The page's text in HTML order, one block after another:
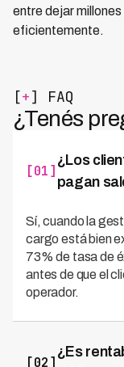
entre dejar
eficientemente.
[+] FAQ
¿Tenés
[01]
¿Los
pagan
Sí, cuando la
cargo está bien
73% de tasa de
antes de que el
operador.
[02]
¿Es